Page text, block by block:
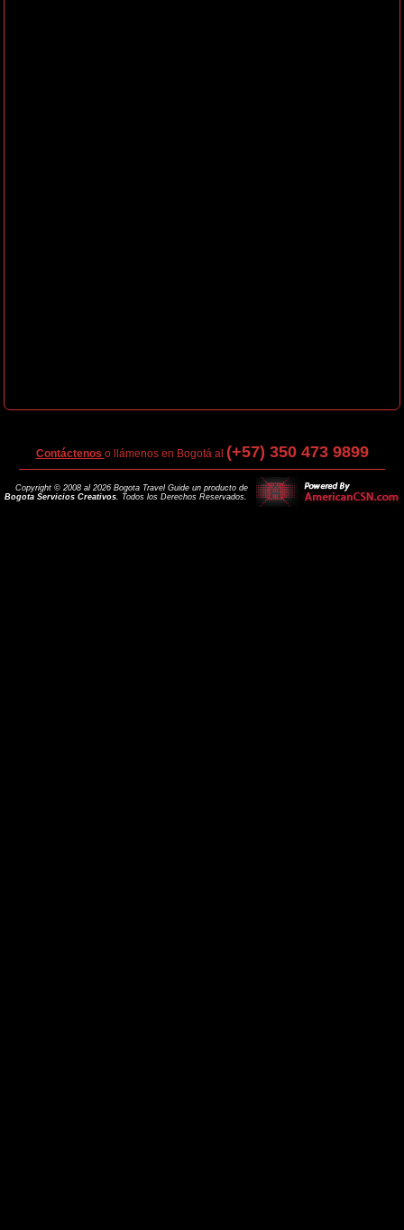
Contáctenos o llámenos en Bogotá al (+57) 350 473 9899
Copyright © 2008 al 2026 Bogota Travel Guide un producto de
Bogota Servicios Creativos. Todos los Derechos Reservados.